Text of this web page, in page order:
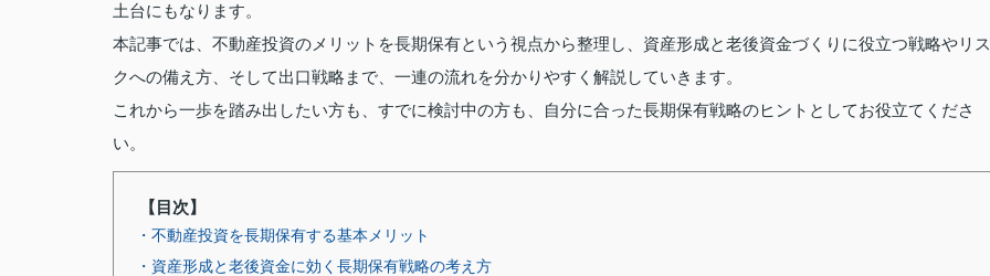
土台にもなります。
本記事では、不動産投資のメリットを長期保有という視点から整理し、資産形成と老後資金づくりに役立つ戦略やリス
クへの備え方、そして出口戦略まで、一連の流れを分かりやすく解説していきます。
これから一歩を踏み出したい方も、すでに検討中の方も、自分に合った長期保有戦略のヒントとしてお役立てくださ
い。
【目次】
・不動産投資を長期保有する基本メリット
・資産形成と老後資金に効く長期保有戦略の考え方